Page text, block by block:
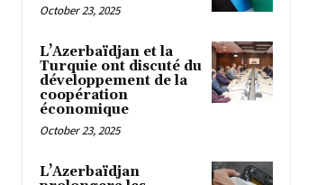
October 23, 2025
L’Azerbaïdjan et la
Turquie ont discuté du
développement de la
coopération
économique
October 23, 2025
L’Azerbaïdjan